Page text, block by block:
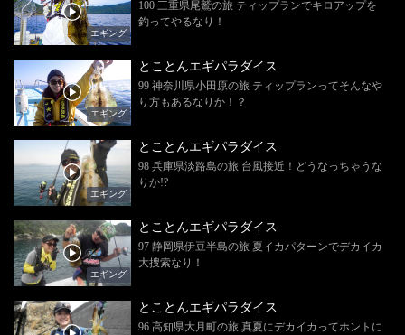
エギング
100 三重県尾鷲の旅 ティップランでキロアップを
釣ってやるなり！
エギング
とことんエギパラダイス
99 神奈川県小田原の旅 ティップランってそんなや
り方もあるなりか！？
エギング
とことんエギパラダイス
98 兵庫県淡路島の旅 台風接近！どうなっちゃうな
りか!?
エギング
とことんエギパラダイス
97 静岡県伊豆半島の旅 夏イカパターンでデカイカ
大捜索なり！
とことんエギパラダイス
96 高知県大月町の旅 真夏にデカイカってホントに